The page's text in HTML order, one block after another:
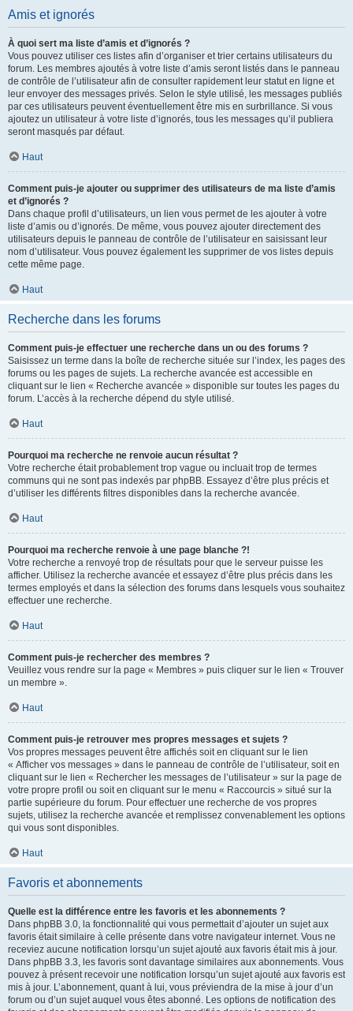
Amis et ignorés
À quoi sert ma liste d’amis et d’ignorés ?
Vous pouvez utiliser ces listes afin d’organiser et trier certains utilisateurs du
forum. Les membres ajoutés à votre liste d’amis seront listés dans le panneau
de contrôle de l’utilisateur afin de consulter rapidement leur statut en ligne et
leur envoyer des messages privés. Selon le style utilisé, les messages publiés
par ces utilisateurs peuvent éventuellement être mis en surbrillance. Si vous
ajoutez un utilisateur à votre liste d’ignorés, tous les messages qu’il publiera
seront masqués par défaut.
Haut
Comment puis-je ajouter ou supprimer des utilisateurs de ma liste d’amis
et d’ignorés ?
Dans chaque profil d’utilisateurs, un lien vous permet de les ajouter à votre
liste d’amis ou d’ignorés. De même, vous pouvez ajouter directement des
utilisateurs depuis le panneau de contrôle de l’utilisateur en saisissant leur
nom d’utilisateur. Vous pouvez également les supprimer de vos listes depuis
cette même page.
Haut
Recherche dans les forums
Comment puis-je effectuer une recherche dans un ou des forums ?
Saisissez un terme dans la boîte de recherche située sur l’index, les pages des
forums ou les pages de sujets. La recherche avancée est accessible en
cliquant sur le lien « Recherche avancée » disponible sur toutes les pages du
forum. L’accès à la recherche dépend du style utilisé.
Haut
Pourquoi ma recherche ne renvoie aucun résultat ?
Votre recherche était probablement trop vague ou incluait trop de termes
communs qui ne sont pas indexés par phpBB. Essayez d’être plus précis et
d’utiliser les différents filtres disponibles dans la recherche avancée.
Haut
Pourquoi ma recherche renvoie à une page blanche ?!
Votre recherche a renvoyé trop de résultats pour que le serveur puisse les
afficher. Utilisez la recherche avancée et essayez d’être plus précis dans les
termes employés et dans la sélection des forums dans lesquels vous souhaitez
effectuer une recherche.
Haut
Comment puis-je rechercher des membres ?
Veuillez vous rendre sur la page « Membres » puis cliquer sur le lien « Trouver
un membre ».
Haut
Comment puis-je retrouver mes propres messages et sujets ?
Vos propres messages peuvent être affichés soit en cliquant sur le lien
« Afficher vos messages » dans le panneau de contrôle de l’utilisateur, soit en
cliquant sur le lien « Rechercher les messages de l’utilisateur » sur la page de
votre propre profil ou soit en cliquant sur le menu « Raccourcis » situé sur la
partie supérieure du forum. Pour effectuer une recherche de vos propres
sujets, utilisez la recherche avancée et remplissez convenablement les options
qui vous sont disponibles.
Haut
Favoris et abonnements
Quelle est la différence entre les favoris et les abonnements ?
Dans phpBB 3.0, la fonctionnalité qui vous permettait d’ajouter un sujet aux
favoris était similaire à celle présente dans votre navigateur internet. Vous ne
receviez aucune notification lorsqu’un sujet ajouté aux favoris était mis à jour.
Dans phpBB 3.3, les favoris sont davantage similaires aux abonnements. Vous
pouvez à présent recevoir une notification lorsqu’un sujet ajouté aux favoris est
mis à jour. L’abonnement, quant à lui, vous préviendra de la mise à jour d’un
forum ou d’un sujet auquel vous êtes abonné. Les options de notification des